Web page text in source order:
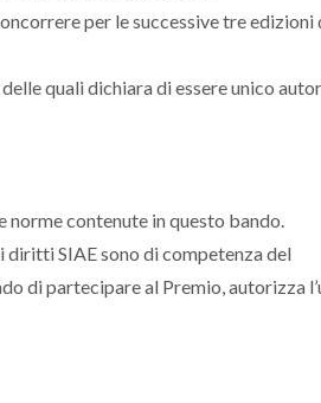
per le successive tre edizioni
quali dichiara di essere unico
norme contenute in questo bando.
diritti SIAE sono di competenza del
di partecipare al Premio, autorizza